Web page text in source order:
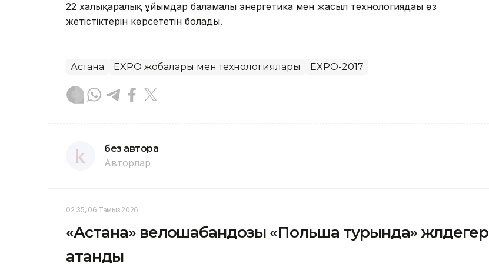
22 халықаралық ұйымдар баламалы энергетика мен жасыл технологиядағы өз
жетістіктерін көрсететін болады.
Астана EXPO жобалары мен технологиялары EXPO-2017
без автора
Авторлар
02:35, 06 Тамыз 2026
«Астана» велошабандозы «Польша турында» жүлдегер
атанды